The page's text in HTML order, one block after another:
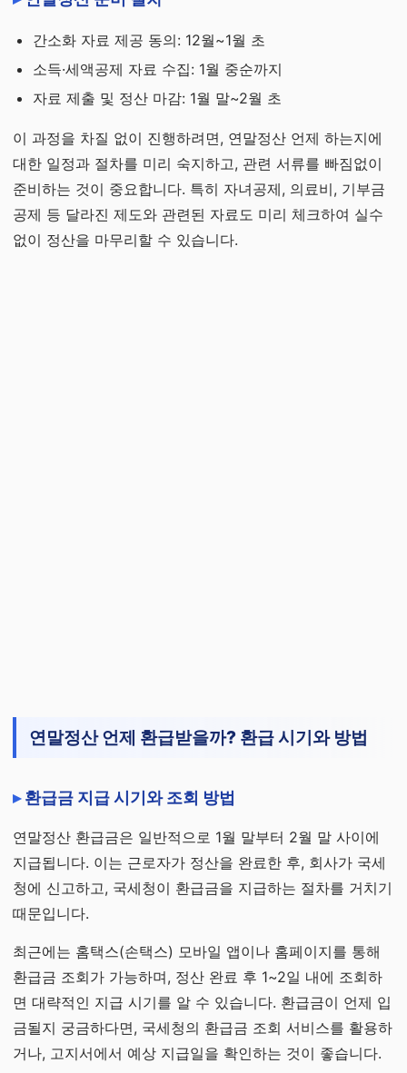
간소화 자료 제공 동의: 12월~1월 초
소득·세액공제 자료 수집: 1월 중순까지
자료 제출 및 정산 마감: 1월 말~2월 초
이 과정을 차질 없이 진행하려면, 연말정산 언제 하는지에
대한 일정과 절차를 미리 숙지하고, 관련 서류를 빠짐없이
준비하는 것이 중요합니다. 특히 자녀공제, 의료비, 기부금
공제 등 달라진 제도와 관련된 자료도 미리 체크하여 실수
없이 정산을 마무리할 수 있습니다.
연말정산 언제 환급받을까? 환급 시기와 방법
환급금 지급 시기와 조회 방법
연말정산 환급금은 일반적으로 1월 말부터 2월 말 사이에
지급됩니다. 이는 근로자가 정산을 완료한 후, 회사가 국세
청에 신고하고, 국세청이 환급금을 지급하는 절차를 거치기
때문입니다.
최근에는 홈택스(손택스) 모바일 앱이나 홈페이지를 통해
환급금 조회가 가능하며, 정산 완료 후 1~2일 내에 조회하
면 대략적인 지급 시기를 알 수 있습니다. 환급금이 언제 입
금될지 궁금하다면, 국세청의 환급금 조회 서비스를 활용하
거나, 고지서에서 예상 지급일을 확인하는 것이 좋습니다.